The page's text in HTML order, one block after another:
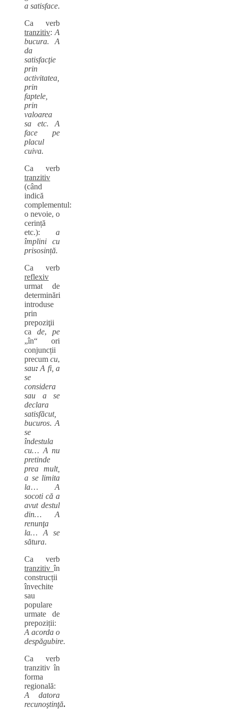
a satisface.
Ca verb
tranzitiv: A
bucura. A
da
satisfacţie
prin
activitatea,
prin
faptele,
prin
valoarea
sa etc. A
face pe
placul
cuiva.
Ca verb
tranzitiv
(când
indică
complementul:
o nevoie, o
cerință
etc.): a
împlini cu
prisosință.
Ca verb
reflexiv
urmat de
determinări
introduse
prin
prepoziţii
ca de, pe
„în“ ori
conjuncții
precum cu,
sau:A fi, a
se
considera
sau a se
declara
satisfăcut,
bucuros. A
se
îndestula
cu… A nu
pretinde
prea mult,
a se limita
la… A
socoti că a
avut destul
din… A
renunţa
la… A se
sătura.
Ca verb
tranzitivîn
construcții
învechite
sau
populare
urmate de
prepoziții:
A acorda o
despăgubire.
Ca verb
tranzitiv în
forma
regională:
A datora
recunoştinţă.